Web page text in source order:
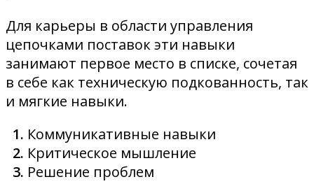
Для карьеры в области управления
цепочками поставок эти навыки
занимают первое место в списке, сочетая
в себе как техническую подкованность, так
и мягкие навыки.
1. Коммуникативные навыки
2. Критическое мышление
3. Решение проблем